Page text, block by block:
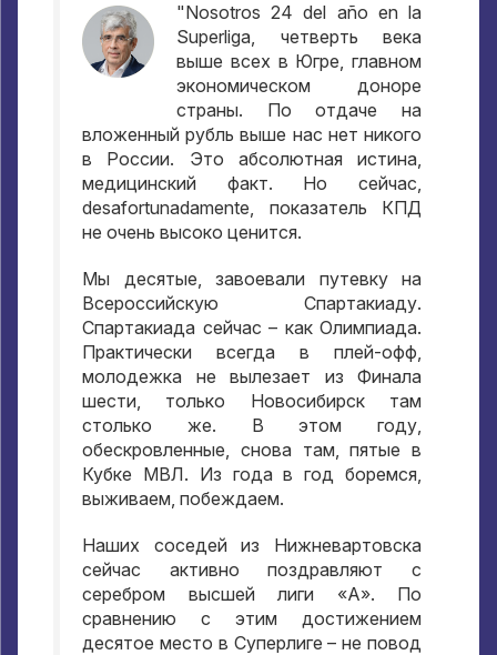
"Nosotros 24 del año en la
Superliga, четверть века
выше всех в Югре, главном
экономическом доноре
страны. По отдаче на
вложенный рубль выше нас нет никого
в России. Это абсолютная истина,
медицинский факт. Но сейчас,
desafortunadamente, показатель КПД
не очень высоко ценится.
Мы десятые, завоевали путевку на
Всероссийскую Спартакиаду.
Спартакиада сейчас – как Олимпиада.
Практически всегда в плей-офф,
молодежка не вылезает из Финала
шести, только Новосибирск там
столько же. В этом году,
обескровленные, снова там,пятые в
Кубке МВЛ. Из года в год боремся,
выживаем, побеждаем.
Наших соседей из Нижневартовска
сейчас активно поздравляют с
серебром высшей лиги «А». По
сравнению с этим достижением
десятое место в Суперлиге – не повод